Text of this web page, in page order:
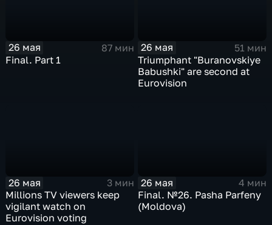
26 мая
87 мин
Final. Part 1
26 мая
51 мин
Triumphant "Buranovskiye
Babushki" are second at
Eurovision
26 мая
3 мин
Millions TV viewers keep
vigilant watch on
Eurovision voting
26 мая
4 мин
Final. №26. Pasha Parfeny
(Moldova)